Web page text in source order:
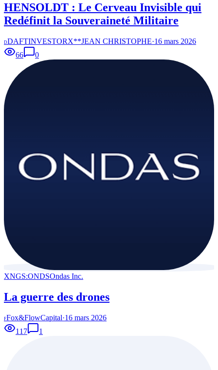
HENSOLDT : Le Cerveau Invisible qui
Redéfinit la Souveraineté Militaire
DDAFTINVESTORX**JEAN CHRISTOPHE·16 mars 2026
66
0
XNGS:ONDSOndas Inc.
La guerre des drones
FFox&FlowCapital·16 mars 2026
117
1